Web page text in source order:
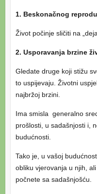
1. Beskonačnog
Život počinje sličiti na „deja
2. Usporavanja brzine
Gledate druge koji stižu
to uspijevaju. Životni
najbržoj brzini.
Ima smisla generalno
prošlosti, u sadašnjosti i,
budućnosti.
Tako je, u vašoj
obliku vjerovanja u njih,
počnete sa sadašnjošću.